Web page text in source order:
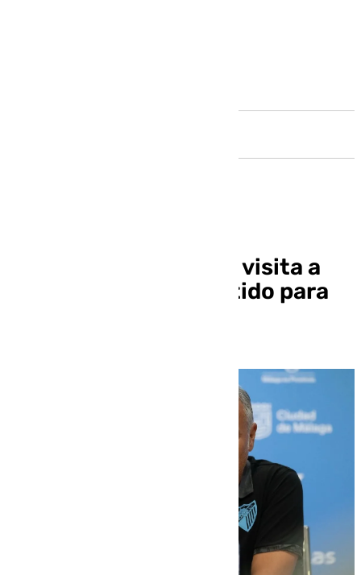
Pellicer espera que la visita a
Córdoba sea «un partido para